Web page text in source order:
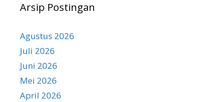
Arsip Postingan
Agustus 2026
Juli 2026
Juni 2026
Mei 2026
April 2026